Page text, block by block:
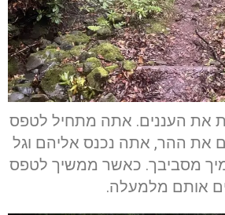
את העננים. אתה מתחיל לטפס
את ההר, אתה נכנס אליהם וגל
מסביבך. כאשר ממשיך לטפס
אותם מלמעלה.